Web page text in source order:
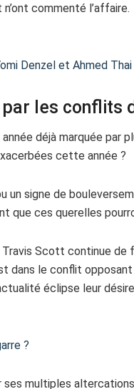
commenté l’affaire.
Denzel et Ahmed
les conflits
déjà marquée par
cette année ?
un signe de
que ces querelles
Scott continue de
dans le conflit
éclipse leur
?
multiples